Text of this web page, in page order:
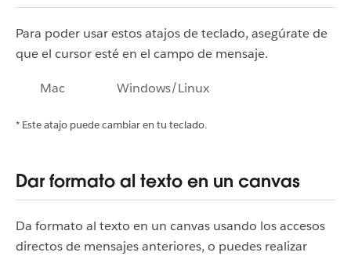
Para poder usar estos atajos de teclado, asegúrate de
que el cursor esté en el campo de mensaje.
Mac Windows/Linux
* Este atajo puede cambiar en tu teclado.
Dar formato al texto en un canvas
Da formato al texto en un canvas usando los accesos
directos de mensajes anteriores, o puedes realizar